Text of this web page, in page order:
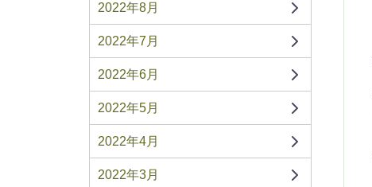
2022年8月
2022年7月
2022年6月
2022年5月
2022年4月
2022年3月